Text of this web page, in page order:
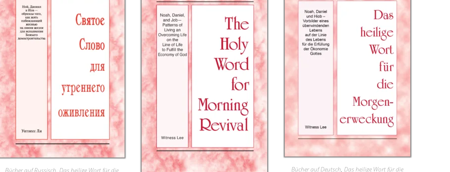
Bücher auf Russisch,Das heilige Wort für die Bücher auf Deutsch,Das heilige Wort für die